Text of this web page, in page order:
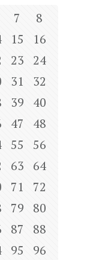
7
8
15
16
23
24
31
32
39
40
47
48
55
56
63
64
71
72
79
80
87
88
95
96